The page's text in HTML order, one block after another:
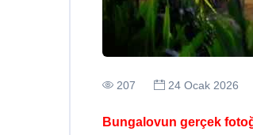
207 24 Ocak 2026
Bungalovun gerçek